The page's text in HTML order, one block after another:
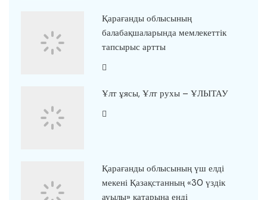
Қарағанды облысының
балабақшаларында мемлекеттік
тапсырыс артты
Ұлт ұясы, Ұлт рухы – ҰЛЫТАУ
Қарағанды облысының үш елді
мекені Қазақстанның «30 үздік
ауылы» қатарына енді